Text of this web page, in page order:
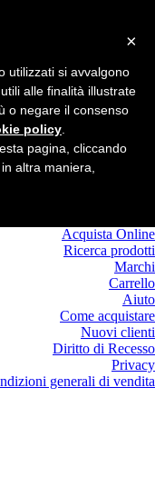
Acquista Online
Ricerca prodotti
Marchi
Carrello
Aiuto
Come acquistare
Nuovi clienti
Diritto di Recesso
Privacy
generali di vendita
×
utilizzati si avvalgono
alle finalità illustrate
o negare il consenso
policy
pagina, cliccando
altra maniera,